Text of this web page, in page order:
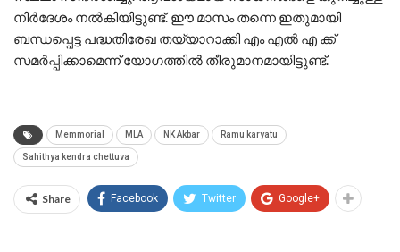
നിർദേശം നൽകിയിട്ടുണ്ട്. ഈ മാസം തന്നെ ഇതുമായി
ബന്ധപ്പെട്ട പദ്ധതിരേഖ തയ്യാറാക്കി എം എൽ എ ക്ക്
സമർപ്പിക്കാമെന്ന് യോഗത്തിൽ തീരുമാനമായിട്ടുണ്ട്.
Memmorial MLA NK Akbar Ramu karyatu
Sahithya kendra chettuva
Share Facebook Twitter Google+